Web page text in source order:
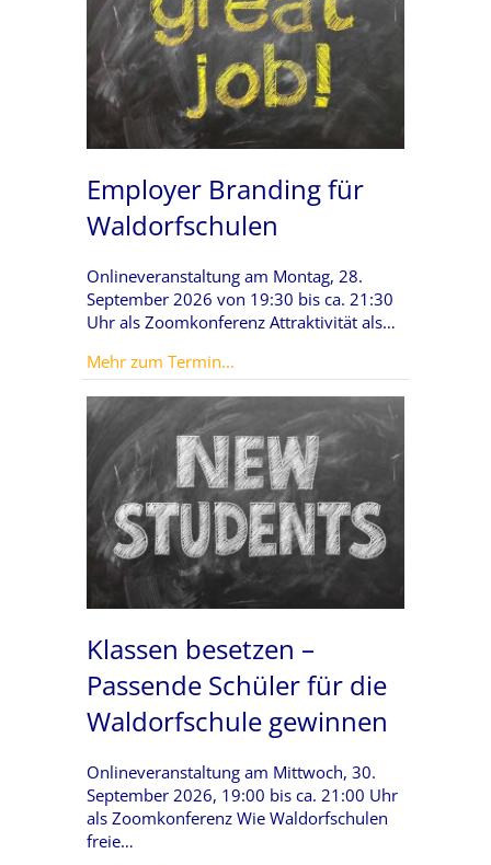
Employer Branding für
Waldorfschulen
Onlineveranstaltung am Montag, 28.
September 2026 von 19:30 bis ca. 21:30
Uhr als Zoomkonferenz Attraktivität als…
Mehr zum Termin...
Klassen besetzen –
Passende Schüler für die
Waldorfschule gewinnen
Onlineveranstaltung am Mittwoch, 30.
September 2026, 19:00 bis ca. 21:00 Uhr
als Zoomkonferenz Wie Waldorfschulen
freie…